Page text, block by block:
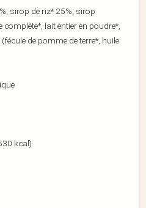
sirop de riz* 25%, sirop
complète*, lait entier en poudre*,
de pomme de terre*, huile
kcal)